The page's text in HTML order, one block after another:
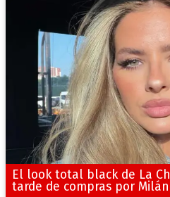
El look total black de La
tarde de compras por Milán